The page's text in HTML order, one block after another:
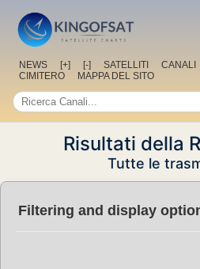
NEWS [+] [-] SATELLITI CANALI
CIMITERO
MAPPA DEL SITO
Risultati della
Tutte le
Filtering and display